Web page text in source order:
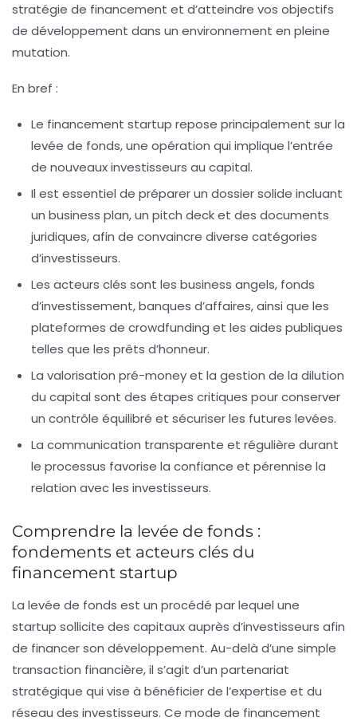
stratégie de financement et d’atteindre vos objectifs
de développement dans un environnement en pleine
mutation.
En bref :
Le financement startup repose principalement sur la
levée de fonds, une opération qui implique l’entrée
de nouveaux investisseurs au capital.
Il est essentiel de préparer un dossier solide incluant
un business plan, un pitch deck et des documents
juridiques, afin de convaincre diverse catégories
d’investisseurs.
Les acteurs clés sont les business angels, fonds
d’investissement, banques d’affaires, ainsi que les
plateformes de crowdfunding et les aides publiques
telles que les prêts d’honneur.
La valorisation pré-money et la gestion de la dilution
du capital sont des étapes critiques pour conserver
un contrôle équilibré et sécuriser les futures levées.
La communication transparente et régulière durant
le processus favorise la confiance et pérennise la
relation avec les investisseurs.
Comprendre la levée de fonds :
fondements et acteurs clés du
financement startup
La levée de fonds est un procédé par lequel une
startup sollicite des capitaux auprès d’investisseurs afin
de financer son développement. Au-delà d’une simple
transaction financière, il s’agit d’un partenariat
stratégique qui vise à bénéficier de l’expertise et du
réseau des investisseurs. Ce mode de financement